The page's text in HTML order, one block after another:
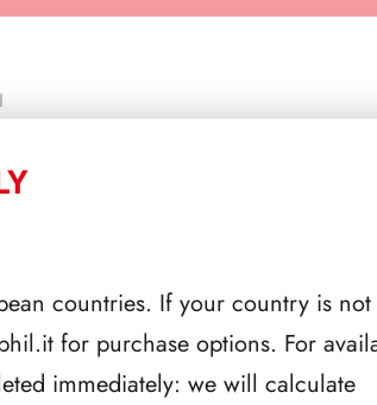
countries. If your country is not
for purchase options. For
immediately: we will calculate